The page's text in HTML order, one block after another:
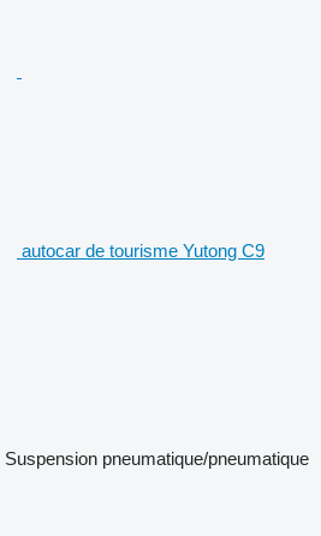
autocar de tourisme Yutong C9
Suspension pneumatique/pneumatique